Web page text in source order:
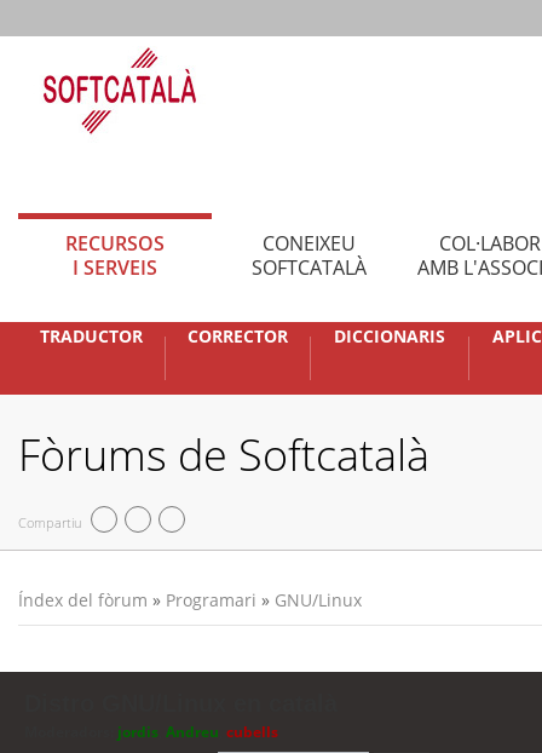
RECURSOS
I SERVEIS
CONEIXEU
SOFTCATALÀ
AMB
TRADUCTOR CORRECTOR DICCIONARIS
Fòrums de Softcatalà
Compartiu
Índex del fòrum » Programari » GNU/Linux
jordis Andreu cubells